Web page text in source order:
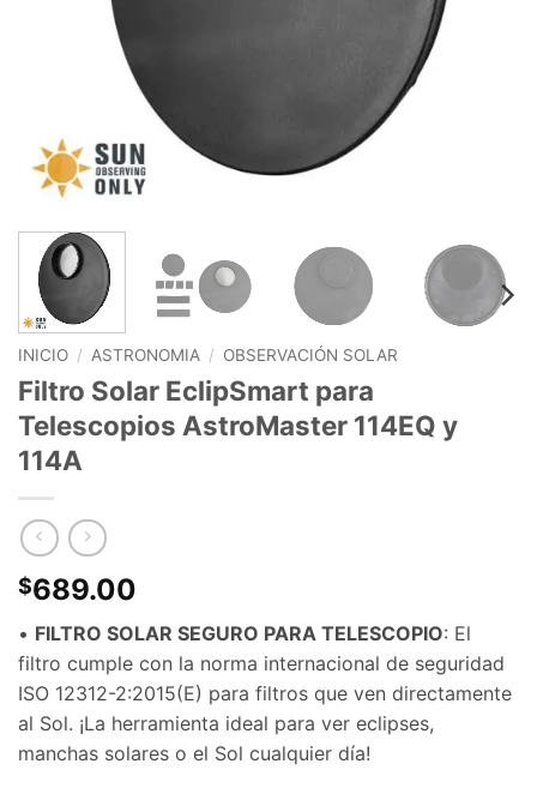
INICIO / ASTRONOMIA / OBSERVACIÓN SOLAR
Filtro Solar EclipSmart para
Telescopios AstroMaster 114EQ y
114A
$689.00
• FILTRO SOLAR SEGURO PARA TELESCOPIO: El
filtro cumple con la norma internacional de seguridad
ISO 12312-2:2015(E) para filtros que ven directamente
al Sol. ¡La herramienta ideal para ver eclipses,
manchas solares o el Sol cualquier día!